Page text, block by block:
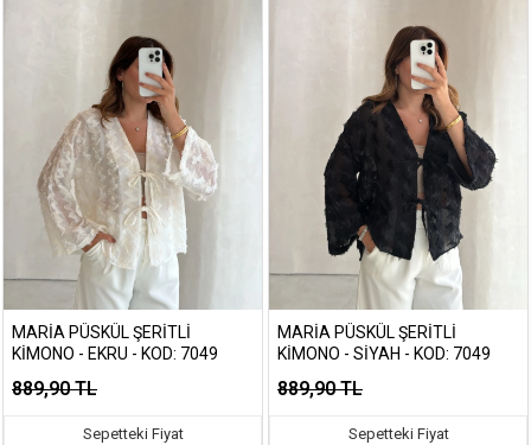
MARIA PÜSKÜL ŞERITLI
KIMONO - EKRU - KOD: 7049
889,90 TL
Sepetteki Fiyat
MARIA PÜSKÜL ŞERITLI
KIMONO - SIYAH - KOD: 7049
889,90 TL
Sepetteki Fiyat